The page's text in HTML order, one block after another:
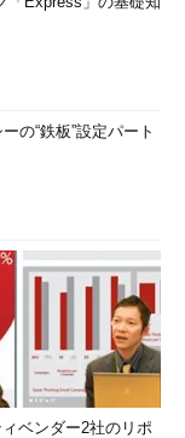
の“鉄板”設定パート
ベンダー2社のリポ